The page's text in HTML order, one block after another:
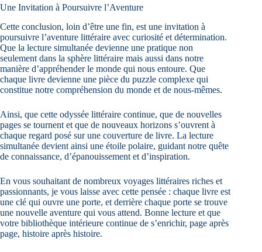
Une Invitation à Poursuivre l’Aventure
Cette conclusion, loin d’être une fin, est une invitation à
poursuivre l’aventure littéraire avec curiosité et détermination.
Que la lecture simultanée devienne une pratique non
seulement dans la sphère littéraire mais aussi dans notre
manière d’appréhender le monde qui nous entoure. Que
chaque livre devienne une pièce du puzzle complexe qui
constitue notre compréhension du monde et de nous-mêmes.
Ainsi, que cette odyssée littéraire continue, que de nouvelles
pages se tournent et que de nouveaux horizons s’ouvrent à
chaque regard posé sur une couverture de livre. La lecture
simultanée devient ainsi une étoile polaire, guidant notre quête
de connaissance, d’épanouissement et d’inspiration.
En vous souhaitant de nombreux voyages littéraires riches et
passionnants, je vous laisse avec cette pensée : chaque livre est
une clé qui ouvre une porte, et derrière chaque porte se trouve
une nouvelle aventure qui vous attend. Bonne lecture et que
votre bibliothèque intérieure continue de s’enrichir, page après
page, histoire après histoire.